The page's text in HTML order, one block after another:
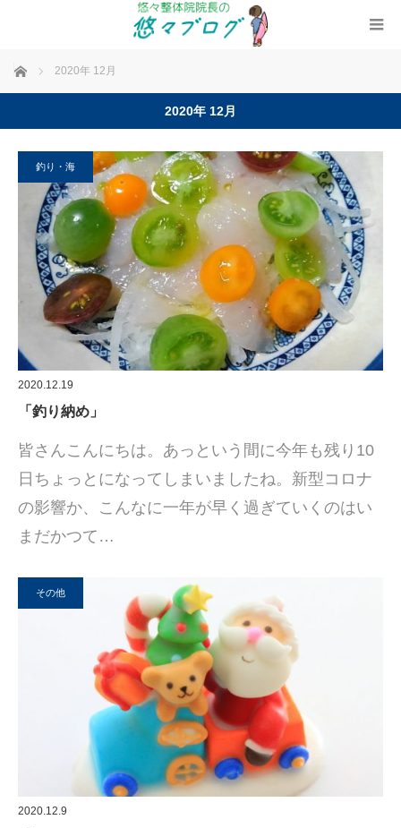
ホーム 2020年 12月
2020年 12月
釣り・海
2020.12.19
「釣り納め」
皆さんこんにちは。あっという間に今年も残り10
日ちょっとになってしまいましたね。新型コロナ
の影響か、こんなに一年が早く過ぎていくのはい
まだかつて…
その他
2020.12.9